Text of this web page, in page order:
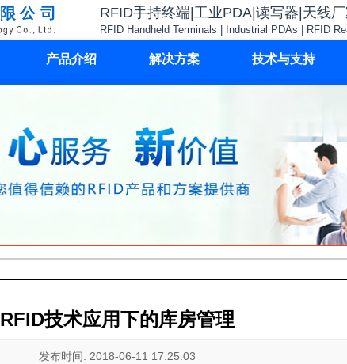
RFID手持终端|工业PDA|读写器|天线
RFID Handheld Terminals | Industrial PDAs | RFID
产品介绍 解决方案 技术与支持
RFID技术应用下的库房管理
发布时间: 2018-06-11 17:25:03